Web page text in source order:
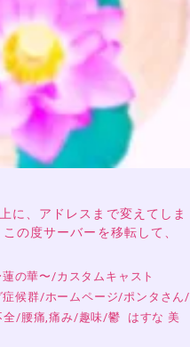
に、アドレスまで変えてしま
の度サーバーを移転して、
の華〜/カスタムキャスト
症候群/ホームページ/ポンタさん/
全/腰痛,痛み/趣味/鬱
はすな 美